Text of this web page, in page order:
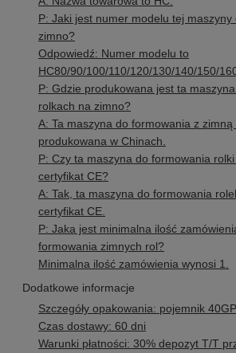
P: Jaki jest numer modelu tej
zimno?
Odpowiedź: Numer modelu to
HC80/90/100/110/120/130/140/150/
P: Gdzie produkowana jest ta
rolkach na zimno?
A: Ta maszyna do formowania z
produkowana w Chinach.
P: Czy ta maszyna do formowania
certyfikat CE?
A: Tak, ta maszyna do formowania
certyfikat CE.
P: Jaka jest minimalna ilość
formowania zimnych rol?
Minimalna ilość zamówienia wynosi 1.
Dodatkowe informacje
Szczegóły opakowania: pojemnik 40GP
Czas dostawy: 60 dni
Warunki płatności: 30% depozyt T/T